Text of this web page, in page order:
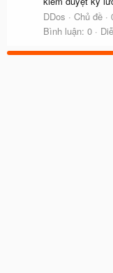
DDos
Chủ đề
Bình luận: 0